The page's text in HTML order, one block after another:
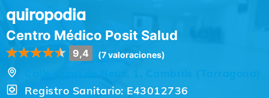
quiropodia
Centro Médico Posit Salud
9,4 (7 valoraciones)
Calle Camí de Reus, 1, Cambrils (Tarragona)
Registro Sanitario: E43012736